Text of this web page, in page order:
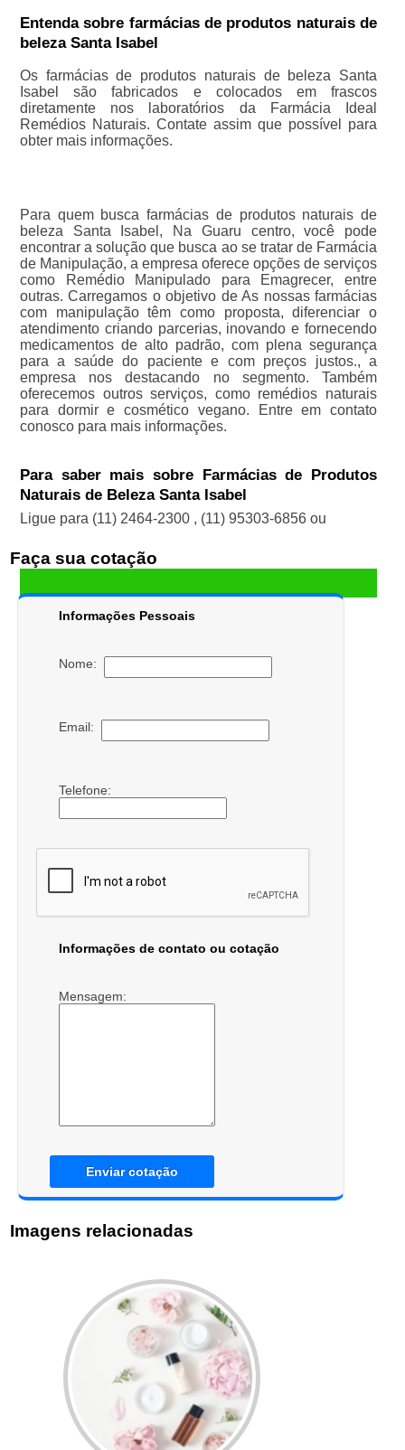
Entenda sobre farmácias de produtos naturais de
beleza Santa Isabel
Os farmácias de produtos naturais de beleza Santa
Isabel são fabricados e colocados em frascos
diretamente nos laboratórios da Farmácia Ideal
Remédios Naturais. Contate assim que possível para
obter mais informações.
Para quem busca farmácias de produtos naturais de
beleza Santa Isabel, Na Guaru centro, você pode
encontrar a solução que busca ao se tratar de Farmácia
de Manipulação, a empresa oferece opções de serviços
como Remédio Manipulado para Emagrecer, entre
outras. Carregamos o objetivo de As nossas farmácias
com manipulação têm como proposta, diferenciar o
atendimento criando parcerias, inovando e fornecendo
medicamentos de alto padrão, com plena segurança
para a saúde do paciente e com preços justos., a
empresa nos destacando no segmento. Também
oferecemos outros serviços, como remédios naturais
para dormir e cosmético vegano. Entre em contato
conosco para mais informações.
Para saber mais sobre Farmácias de Produtos
Naturais de Beleza Santa Isabel
Ligue para (11) 2464-2300 , (11) 95303-6856 ou
Faça sua cotação
Informações Pessoais
Nome:
Email:
Telefone:
Informações de contato ou cotação
Mensagem:
Enviar cotação
Imagens relacionadas